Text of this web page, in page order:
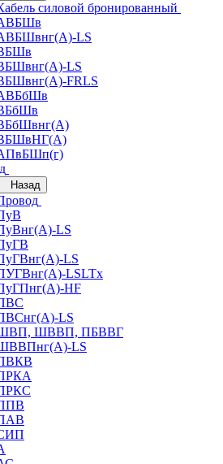
силовой бронированный
LS
LS
FRLS
Назад
LS
LS
LSLTx
HF
LS
ШВВП, ПБВВГ
LS